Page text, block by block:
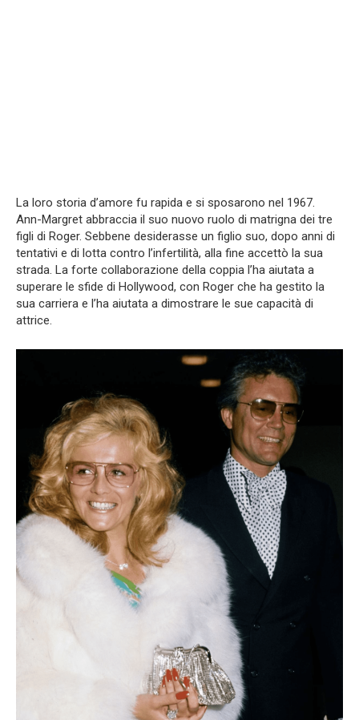
La loro storia d’amore fu rapida e si sposarono nel 1967.
Ann-Margret abbraccia il suo nuovo ruolo di matrigna dei tre
figli di Roger. Sebbene desiderasse un figlio suo, dopo anni di
tentativi e di lotta contro l’infertilità, alla fine accettò la sua
strada. La forte collaborazione della coppia l’ha aiutata a
superare le sfide di Hollywood, con Roger che ha gestito la
sua carriera e l’ha aiutata a dimostrare le sue capacità di
attrice.